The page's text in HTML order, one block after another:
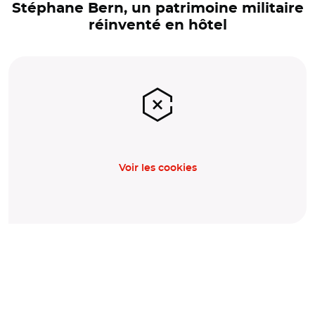
Stéphane Bern, un patrimoine militaire
réinventé en hôtel
Voir les cookies